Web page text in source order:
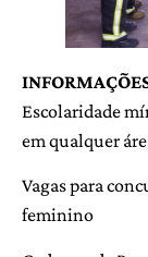
Escolaridade
em qualquer
Vagas para
feminino